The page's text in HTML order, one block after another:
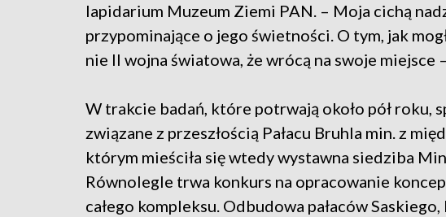
lapidarium Muzeum Ziemi PAN. – Moja cichą
przypominające o jego świetności. O tym, jak
nie II wojna światowa, że wrócą na swoje miejsce
W trakcie badań, które potrwają około pół roku,
związane z przeszłością Pałacu Bruhla min. z
którym mieściła się wtedy wystawna siedziba
Równolegle trwa konkurs na opracowanie
całego kompleksu. Odbudowa pałaców